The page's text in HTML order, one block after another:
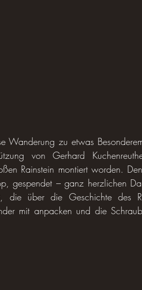
Wanderung zu etwas
von Gerhard
Rainstein montiert worden.
gespendet – ganz herzlichen
die über die Geschichte des
mit anpacken und die